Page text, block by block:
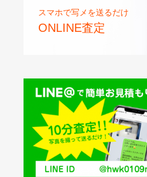
スマホで写メを送るだけ
ONLINE査定